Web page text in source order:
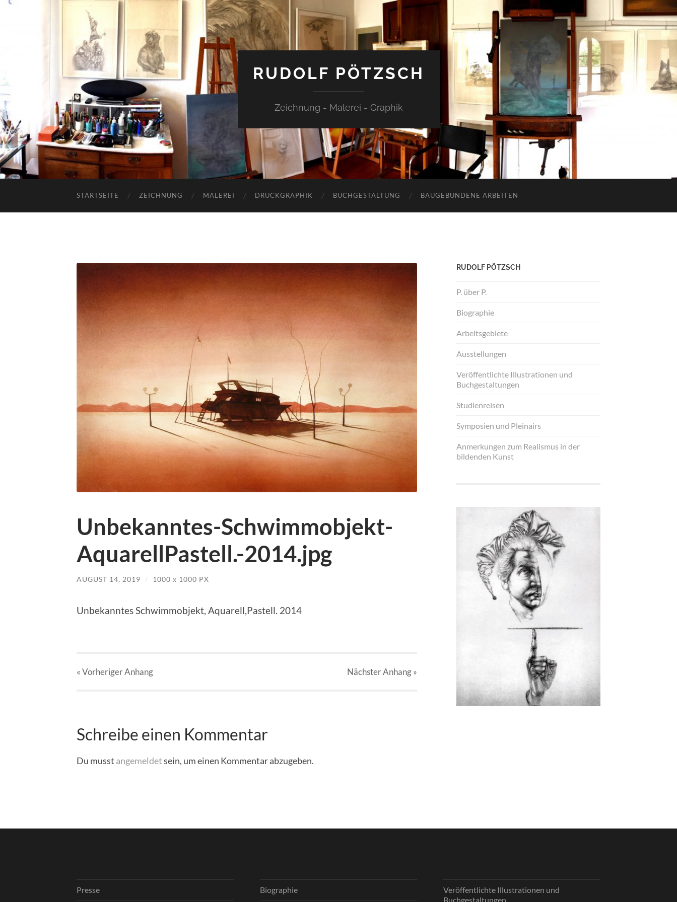
RUDOLF PÖTZSCH
Zeichnung - Malerei - Graphik
STARTSEITE ZEICHNUNG MALEREI DRUCKGRAPHIK BUCHGESTALTUNG BAUGEBUNDENE ARBEITEN
Unbekanntes-Schwimmobjekt-
AquarellPastell.-2014.jpg
AUGUST 14, 2019 / 1000 x 1000 PX
Unbekanntes Schwimmobjekt, Aquarell,Pastell. 2014
« VorherigerAnhang NächsterAnhang»
Schreibe einen Kommentar
Du musst angemeldetsein, um einen Kommentar abzugeben.
RUDOLF PÖTZSCH
P. über P.
Biographie
Arbeitsgebiete
Ausstellungen
Veröffentlichte Illustrationen und
Buchgestaltungen
Studienreisen
Symposien und Pleinairs
Anmerkungen zum Realismus in der
bildenden Kunst
Presse Biographie
Veröffentlichte Illustrationen und
Buchgestaltungen